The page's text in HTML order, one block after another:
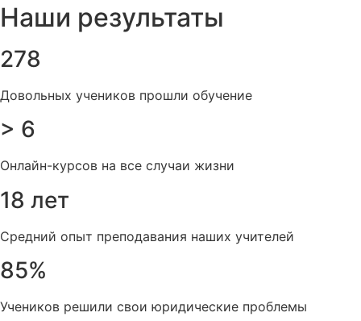
Наши результаты
278
Довольных учеников прошли обучение
> 6
Онлайн-курсов на все случаи жизни
18 лет
Средний опыт преподавания наших учителей
85%
Учеников решили свои юридические проблемы